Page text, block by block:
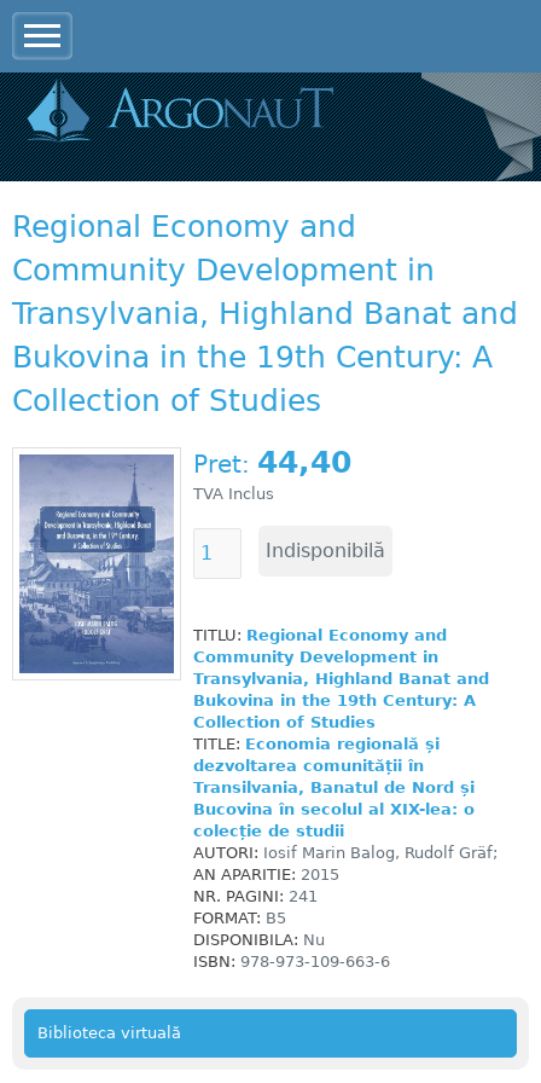
Regional Economy and
Community Development in
Transylvania, Highland Banat and
Bukovina in the 19th Century: A
Collection of Studies
Pret: 44,40
TVA Inclus
TITLU: Regional Economy and
Community Development in
Transylvania, Highland Banat and
Bukovina in the 19th Century: A
Collection of Studies
TITLE: Economia regională și
dezvoltarea comunității în
Transilvania, Banatul de Nord și
Bucovina în secolul al XIX-lea: o
colecție de studii
AUTORI: Iosif Marin Balog, Rudolf Gräf;
AN APARITIE: 2015
NR. PAGINI: 241
FORMAT: B5
DISPONIBILA: Nu
ISBN: 978-973-109-663-6
Biblioteca virtuală